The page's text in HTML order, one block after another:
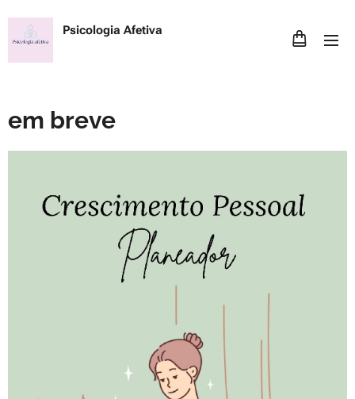
Psicologia Afetiva
em breve